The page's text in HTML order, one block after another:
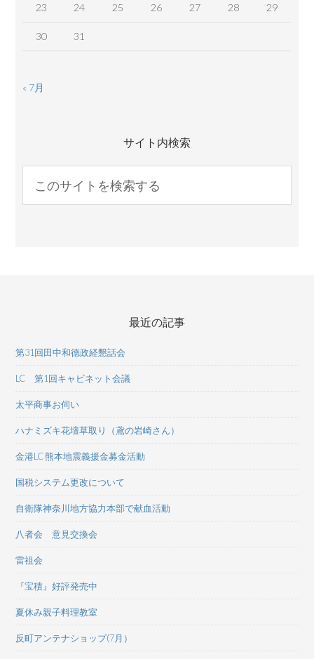
23 24 25 26 27 28 29
30 31
« 7月
サイト内検索
最近の記事
第31回田中和德政経懇話会
LC 第1回キャビネット会議
太平商事お伺い
ハナミズキ花壇草取り（鳶の岩崎さん）
金港LC 熊本地震義援金募金活動
国税システム更改について
自衛隊神奈川地方協力本部で献血活動
八者会 意見交換会
雷祖会
『宝積』好評発売中
夏休み親子料理教室
反町アンテナショップ(7月）